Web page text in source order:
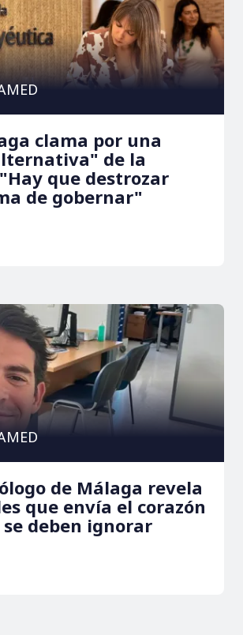
clama por una
de la
que destrozar
de gobernar"
de Málaga revela
que envía el corazón
deben ignorar